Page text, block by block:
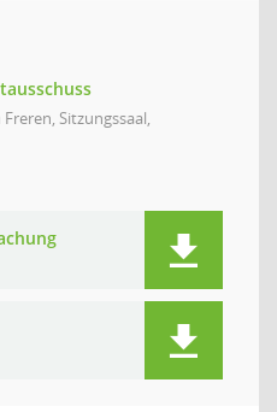
Sitzungssaal,